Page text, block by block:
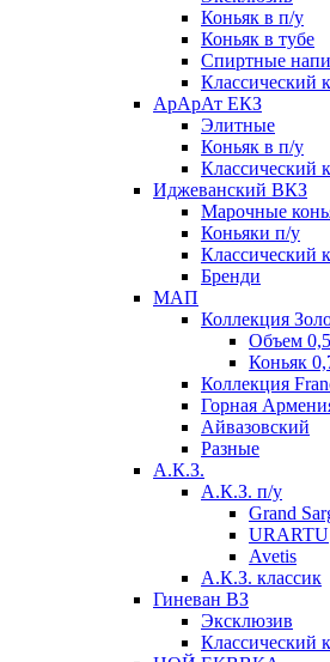
Коньяк в п/у
Коньяк в тубе
Спиртные
Классический
АрАрАт ЕКЗ
Элитные
Коньяк в п/у
Классический
Иджеванский ВКЗ
Марочные
Коньяки п/у
Классический
Бренди
МАП
Коллекция
Объем
Коньяк
Коллекция
Горная
Айвазовский
Разные
А.К.З.
А.К.З. п/у
Grand
URARTU
Avetis
А.К.З. классик
Гиневан ВЗ
Эксклюзив
Классический